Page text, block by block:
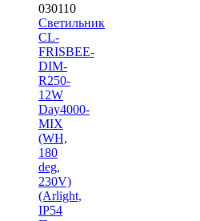
030110
Светильник
CL-
FRISBEE-
DIM-
R250-
12W
Day4000-
MIX
(WH,
180
deg,
230V)
(Arlight,
IP54